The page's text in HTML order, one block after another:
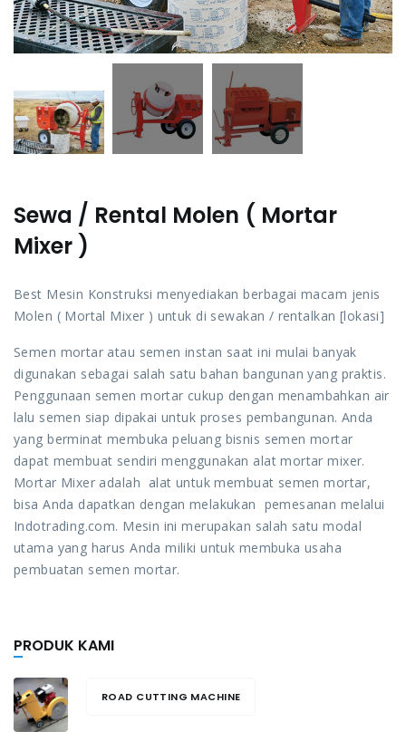
Sewa / Rental Molen ( Mortar
Mixer )
Best Mesin Konstruksi menyediakan berbagai macam jenis
Molen ( Mortal Mixer ) untuk di sewakan / rentalkan [lokasi]
Semen mortar atau semen instan saat ini mulai banyak
digunakan sebagai salah satu bahan bangunan yang praktis.
Penggunaan semen mortar cukup dengan menambahkan air
lalu semen siap dipakai untuk proses pembangunan. Anda
yang berminat membuka peluang bisnis semen mortar
dapat membuat sendiri menggunakan alat mortar mixer.
Mortar Mixer adalah alat untuk membuat semen mortar,
bisa Anda dapatkan dengan melakukan pemesanan melalui
Indotrading.com. Mesin ini merupakan salah satu modal
utama yang harus Anda miliki untuk membuka usaha
pembuatan semen mortar.
PRODUK KAMI
ROAD CUTTING MACHINE